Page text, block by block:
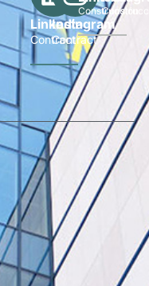
Linkedin
Contract
Instagram
Contract
Construcción